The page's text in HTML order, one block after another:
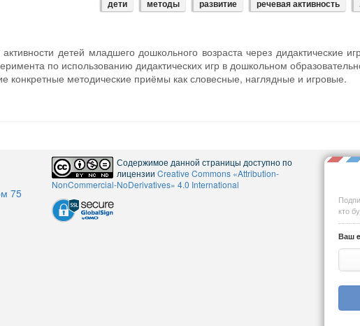
дети методы развитие речевая активность
детей младшего дошкольного возраста через дидактические
по использованию дидактических игр в дошкольном
конкретные методические приёмы как словесные, наглядные и игровые.
75
Содержимое данной страницы доступно по
лицензии Creative Commons «Attribution-
NonCommercial-NoDerivatives» 4.0 International
кто
Ваш